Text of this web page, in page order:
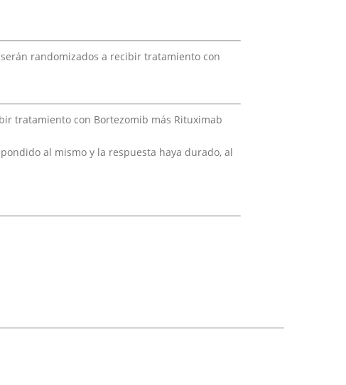
randomizados a recibir tratamiento con
tratamiento con Bortezomib más Rituximab
al mismo y la respuesta haya durado, al